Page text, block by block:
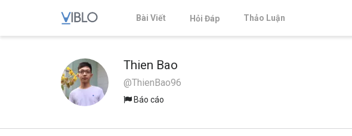
Bài Viết Hỏi Đáp Thảo Luận
Thien Bao
@ThienBao96
Báo cáo